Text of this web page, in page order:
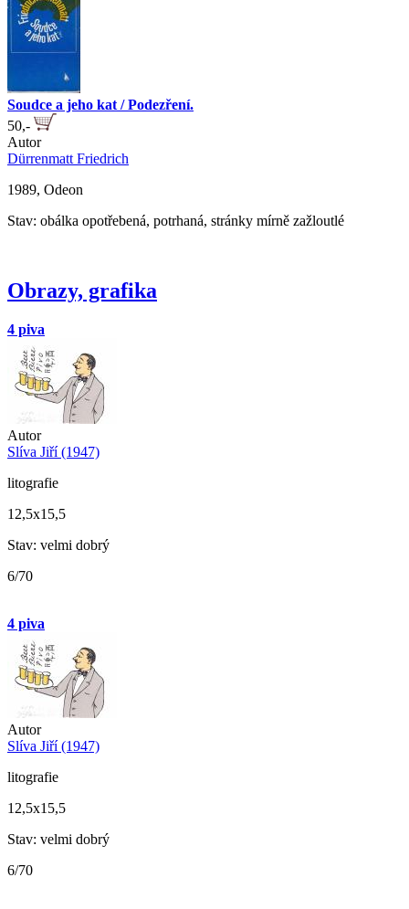
Soudce a jeho kat / Podezření.
50,-
Autor
Dürrenmatt Friedrich
1989, Odeon
Stav: obálka opotřebená, potrhaná, stránky mírně zažloutlé
Obrazy, grafika
4 piva
Autor
Slíva Jiří (1947)
litografie
12,5x15,5
Stav: velmi dobrý
6/70
4 piva
Autor
Slíva Jiří (1947)
litografie
12,5x15,5
Stav: velmi dobrý
6/70